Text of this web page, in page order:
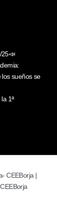
25📣
los sueños se
1ª
CEEBorja |